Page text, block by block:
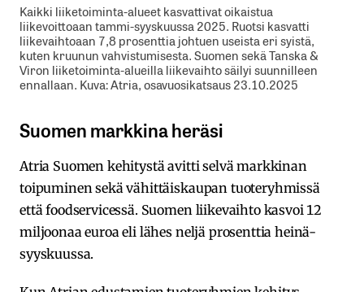
Kaikki liiketoiminta-alueet kasvattivat oikaistua
liikevoittoaan tammi-syyskuussa 2025. Ruotsi kasvatti
liikevaihtoaan 7,8 prosenttia johtuen useista eri syistä,
kuten kruunun vahvistumisesta. Suomen sekä Tanska &
Viron liiketoiminta-alueilla liikevaihto säilyi suunnilleen
ennallaan. Kuva: Atria, osavuosikatsaus 23.10.2025
Suomen markkina heräsi
Atria Suomen kehitystä avitti selvä markkinan
toipuminen sekä vähittäiskaupan tuoteryhmissä
että foodservicessä. Suomen liikevaihto kasvoi 12
miljoonaa euroa eli lähes neljä prosenttia heinä-
syyskuussa.